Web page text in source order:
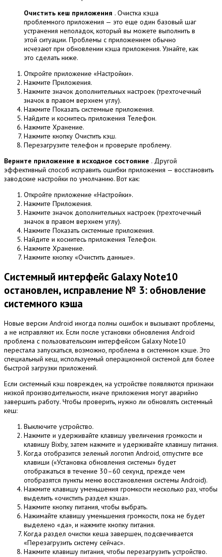
Очистить кеш приложения . Очистка кэша
проблемного приложения — это еще один базовый шаг
устранения неполадок, который вы можете выполнить в
этой ситуации. Проблемы с приложением обычно
исчезают при обновлении кэша приложения. Узнайте, как
это сделать ниже.
Откройте приложение «Настройки».
Нажмите Приложения.
Нажмите значок дополнительных настроек (трехточечный
значок в правом верхнем углу).
Нажмите Показать системные приложения.
Найдите и коснитесь приложения Телефон.
Нажмите Хранение.
Нажмите кнопку Очистить кэш.
Перезагрузите телефон и проверьте проблему.
Верните приложение в исходное состояние . Другой
эффективный способ исправить ошибки приложения — восстановить
заводские настройки по умолчанию. Вот как:
Откройте приложение «Настройки».
Нажмите Приложения.
Нажмите значок дополнительных настроек (трехточечный
значок в правом верхнем углу).
Нажмите Показать системные приложения.
Найдите и коснитесь приложения Телефон.
Нажмите Хранение.
Нажмите кнопку «Очистить данные».
Системный интерфейс Galaxy Note10
остановлен, исправление № 3: обновление
системного кэша
Новые версии Android иногда полны ошибок и вызывают проблемы,
а не исправляют их. Если после установки обновления Android
проблема с пользовательским интерфейсом Galaxy Note10
перестала запускаться, возможно, проблема в системном кэше. Это
специальный кеш, используемый операционной системой для более
быстрой загрузки приложений.
Если системный кэш поврежден, на устройстве появляются признаки
низкой производительности, иначе приложения могут аварийно
завершить работу. Чтобы проверить, нужно ли обновлять системный
кеш:
Выключите устройство.
Нажмите и удерживайте клавишу увеличения громкости и
клавишу Bixby, затем нажмите и удерживайте клавишу питания.
Когда отобразится зеленый логотип Android, отпустите все
клавиши («Установка обновления системы» будет
отображаться в течение 30–60 секунд, прежде чем
отобразятся пункты меню восстановления системы Android).
Нажмите клавишу уменьшения громкости несколько раз, чтобы
выделить «очистить раздел кэша».
Нажмите кнопку питания, чтобы выбрать.
Нажимайте клавишу уменьшения громкости, пока не будет
выделено «да», и нажмите кнопку питания.
Когда раздел очистки кеша завершен, подсвечивается
«Перезагрузить систему сейчас».
Нажмите клавишу питания, чтобы перезагрузить устройство.